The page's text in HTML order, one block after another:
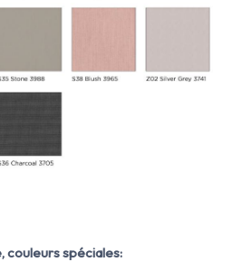
couleurs spéciales: